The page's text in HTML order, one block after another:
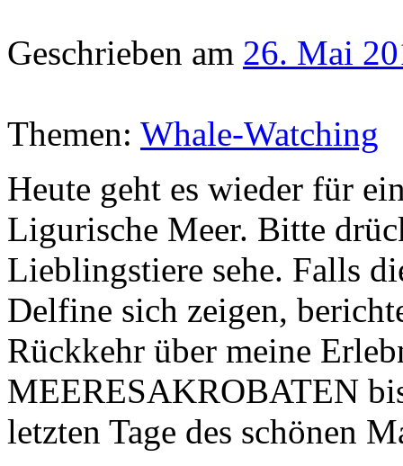
Geschrieben am 26. Mai
Themen: Whale-Watching
Heute geht es wieder für
Ligurische Meer. Bitte
Lieblingstiere sehe. Falls
Delfine sich zeigen,
Rückkehr über meine
MEERESAKROBATEN
letzten Tage des schönen